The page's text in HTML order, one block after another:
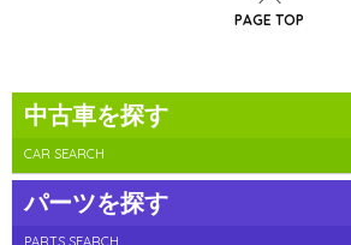
PAGE TOP
中古車を探す
CAR SEARCH
パーツを探す
PARTS SEARCH